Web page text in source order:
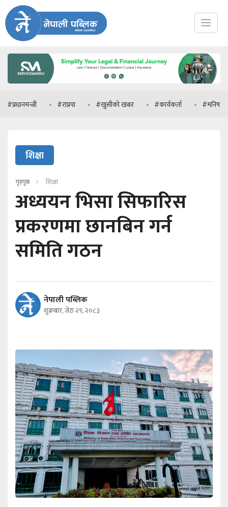
#राप्रपा #खुसीको खबर #कार्यकर्ता #मनिष झा
शिक्षा
गृहपृष्ठ शिक्षा
अध्ययन भिसा सिफारिस
प्रकरणमा छानबिन गर्न
समिति गठन
नेपाली पब्लिक
शुक्रबार, जेठ २९, २०८३